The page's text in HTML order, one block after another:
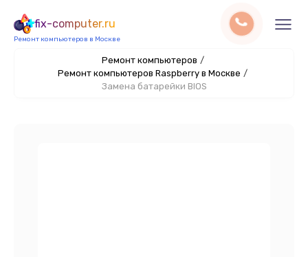
fix-computer.ru
Ремонт компьютеров в Москве
Ремонт компьютеров /
Ремонт компьютеров Raspberry в Москве /
Замена батарейки BIOS